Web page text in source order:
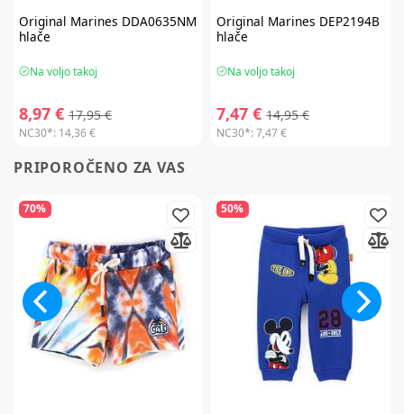
Original Marines DDA0635NM
hlače
Na voljo takoj
8,97 € 17,95 €
NC30*: 14,36 €
Original Marines DEP2194B
hlače
Na voljo takoj
7,47 € 14,95 €
NC30*:7,47 €
PRIPOROČENO ZA VAS
70% 50%